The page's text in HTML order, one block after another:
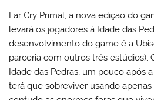
Far Cry Primal, a nova edição do
levará os jogadores à Idade das
desenvolvimento do game é a
parceria com outros três estúdios).
Idade das Pedras, um pouco após
terá que sobreviver usando